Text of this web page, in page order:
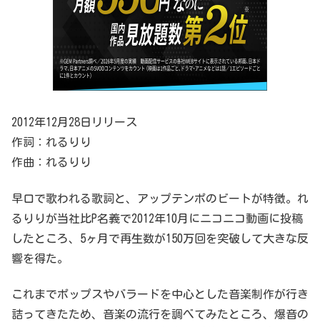
2012年12月28日リリース
作詞：れるりり
作曲：れるりり
早口で歌われる歌詞と、アップテンポのビートが特徴。れ
るりりが当社比P名義で2012年10月にニコニコ動画に投稿
したところ、5ヶ月で再生数が150万回を突破して大きな反
響を得た。
これまでポップスやバラードを中心とした音楽制作が行き
詰ってきたため、音楽の流行を調べてみたところ、爆音の